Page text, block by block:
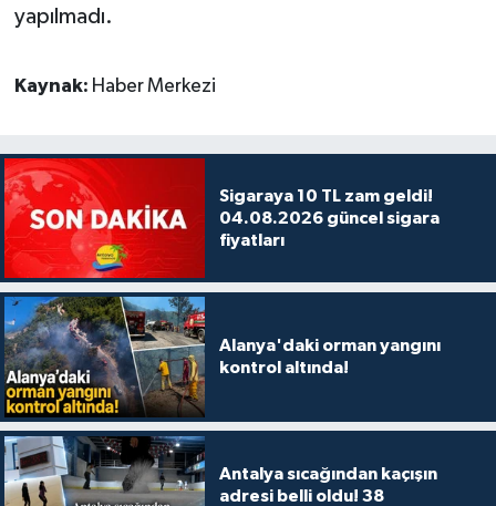
yapılmadı.
Kaynak: Haber Merkezi
Sigaraya 10 TL zam geldi!
04.08.2026 güncel sigara
fiyatları
Alanya'daki orman yangını
kontrol altında!
Antalya sıcağından kaçışın
adresi belli oldu! 38